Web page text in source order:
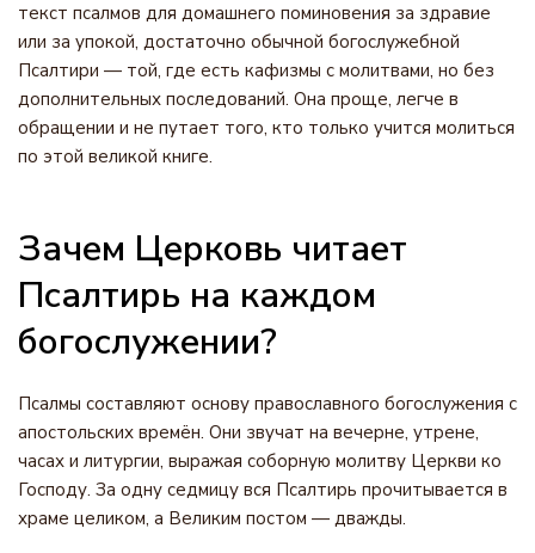
текст псалмов для домашнего поминовения за здравие
или за упокой, достаточно обычной богослужебной
Псалтири — той, где есть кафизмы с молитвами, но без
дополнительных последований. Она проще, легче в
обращении и не путает того, кто только учится молиться
по этой великой книге.
Зачем Церковь читает
Псалтирь на каждом
богослужении?
Псалмы составляют основу православного богослужения с
апостольских времён. Они звучат на вечерне, утрене,
часах и литургии, выражая соборную молитву Церкви ко
Господу. За одну седмицу вся Псалтирь прочитывается в
храме целиком, а Великим постом — дважды.